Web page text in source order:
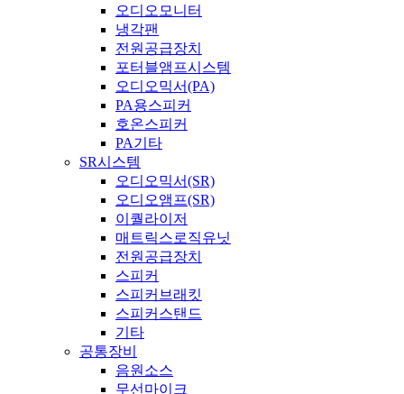
오디오모니터
냉각팬
전원공급장치
포터블앰프시스템
오디오믹서(PA)
PA용스피커
호온스피커
PA기타
SR시스템
오디오믹서(SR)
오디오앰프(SR)
이퀄라이저
매트릭스로직유닛
전원공급장치
스피커
스피커브래킷
스피커스탠드
기타
공통장비
음원소스
무선마이크